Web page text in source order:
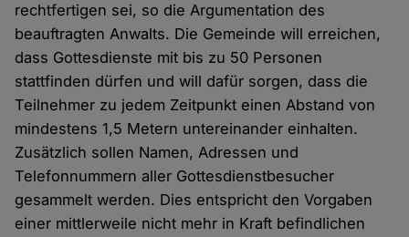
rechtfertigen sei, so die Argumentation des
beauftragten Anwalts. Die Gemeinde will erreichen,
dass Gottesdienste mit bis zu 50 Personen
stattfinden dürfen und will dafür sorgen, dass die
Teilnehmer zu jedem Zeitpunkt einen Abstand von
mindestens 1,5 Metern untereinander einhalten.
Zusätzlich sollen Namen, Adressen und
Telefonnummern aller Gottesdienstbesucher
gesammelt werden. Dies entspricht den Vorgaben
einer mittlerweile nicht mehr in Kraft befindlichen